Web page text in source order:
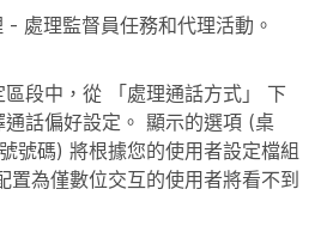
- 處理監督員任務和代理活動。
區段中，從 「處理通話方式」
下
話偏好設定。 顯示的選項 (桌
號碼) 將根據您的使用者設定檔組
置為僅數位交互的使用者將看不到